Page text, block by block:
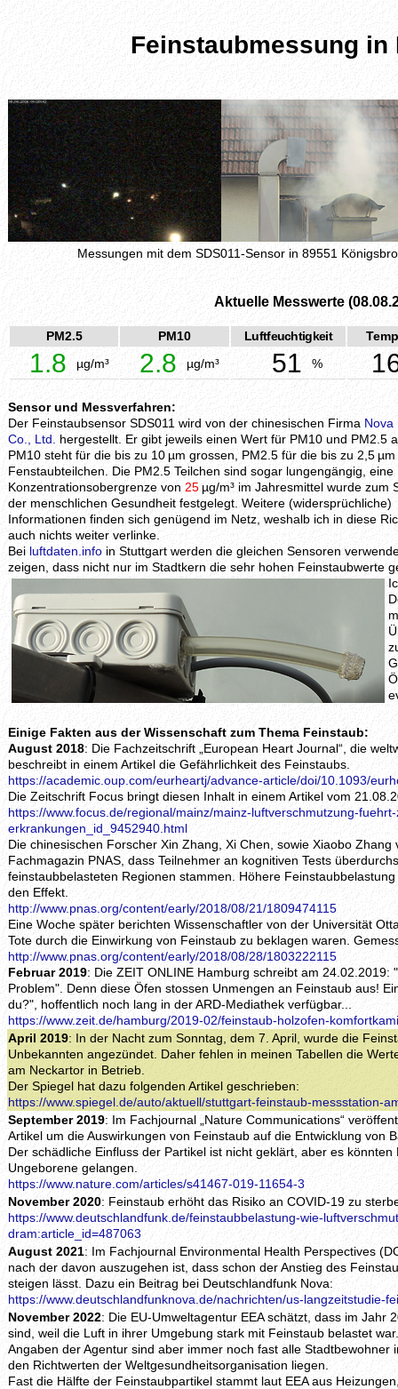
Feinstaubmessung
Messungen mit dem SDS011-Sensor in 89551
Aktuelle Messwerte
PM2.5 PM10 Luftfeuchtigkeit
1.8 µg/m³ 2.8 µg/m³ 51 %
Sensor und Messverfahren:
Der Feinstaubsensor SDS011 wird von der chinesischen Firma Nova
Co., Ltd.
hergestellt. Er gibt jeweils einen Wert für PM10 und PM2.5
PM10 steht für die bis zu 10 µm grossen, PM2.5 für die bis zu 2,5
Fenstaubteilchen. Die PM2.5 Teilchen sind sogar lungengängig, eine
Konzentrationsobergrenze von 25µg/m³ im Jahresmittel wurde zum
der menschlichen Gesundheit festgelegt. Weitere (widersprüchliche)
Informationen finden sich genügend im Netz, weshalb ich in diese
auch nichts weiter verlinke.
Bei luftdaten.info in Stuttgart werden die gleichen Sensoren
zeigen, dass nicht nur im Stadtkern die sehr hohen Feinstaubwerte
Einige Fakten aus der Wissenschaft zum Thema Feinstaub:
August 2018: Die Fachzeitschrift „European Heart Journal“, die
beschreibt in einem Artikel die Gefährlichkeit des Feinstaubs.
https://academic.oup.com/eurheartj/advance-article/doi/10.1093/
Die Zeitschrift Focus bringt diesen Inhalt in einem Artikel vom
https://www.focus.de/regional/mainz/mainz-luftverschmutzung-
erkrankungen_id_9452940.html
Die chinesischen Forscher Xin Zhang, Xi Chen, sowie Xiaobo
Fachmagazin PNAS, dass Teilnehmer an kognitiven Tests
feinstaubbelasteten Regionen stammen. Höhere
den Effekt.
http://www.pnas.org/content/early/2018/08/21/1809474115
Eine Woche später berichten Wissenschaftler von der Universität
Tote durch die Einwirkung von Feinstaub zu beklagen waren.
http://www.pnas.org/content/early/2018/08/28/1803222115
Februar 2019: Die ZEIT ONLINE Hamburg schreibt am 24.02.2019:
Problem". Denn diese Öfen stossen Unmengen an Feinstaub aus!
du?", hoffentlich noch lang in der ARD-Mediathek verfügbar...
https://www.zeit.de/hamburg/2019-02/feinstaub-holzofen-
April 2019: In der Nacht zum Sonntag, dem 7. April, wurde die
Unbekannten angezündet. Daher fehlen in meinen Tabellen die
am Neckartor in Betrieb.
Der Spiegel hat dazu folgenden Artikel geschrieben:
https://www.spiegel.de/auto/aktuell/stuttgart-feinstaub-messstation-
September 2019: Im Fachjournal „Nature Communications“
Artikel um die Auswirkungen von Feinstaub auf die Entwicklung von
Der schädliche Einfluss der Partikel ist nicht geklärt, aber es
Ungeborene gelangen.
https://www.nature.com/articles/s41467-019-11654-3
November 2020: Feinstaub erhöht das Risiko an COVID-19 zu
https://www.deutschlandfunk.de/feinstaubbelastung-wie-
dram:article_id=487063
August 2021: Im Fachjournal Environmental Health Perspectives
nach der davon auszugehen ist, dass schon der Anstieg des
steigen lässt. Dazu ein Beitrag bei Deutschlandfunk Nova:
https://www.deutschlandfunknova.de/nachrichten/us-langzeitstudie-
November 2022: Die EU-Umweltagentur EEA schätzt, dass im Jahr
sind, weil die Luft in ihrer Umgebung stark mit Feinstaub belastet
Angaben der Agentur sind aber immer noch fast alle
den Richtwerten der Weltgesundheitsorganisation liegen.
Fast die Hälfte der Feinstaubpartikel stammt laut EEA aus